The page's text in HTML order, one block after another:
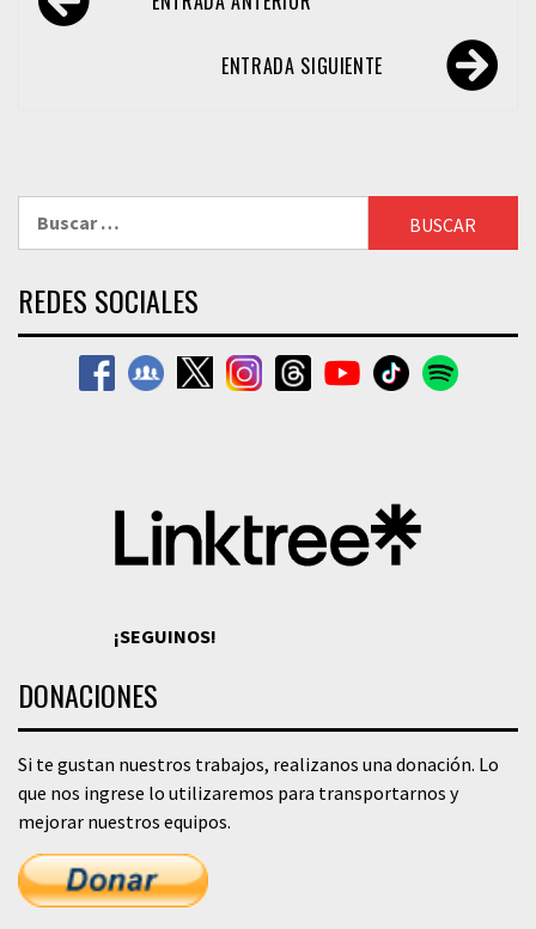
de
ENTRADA SIGUIENTE
REDES SOCIALES
¡SEGUINOS!
DONACIONES
Si te gustan nuestros trabajos, realizanos una donación. Lo
que nos ingrese lo utilizaremos para transportarnos y
mejorar nuestros equipos.